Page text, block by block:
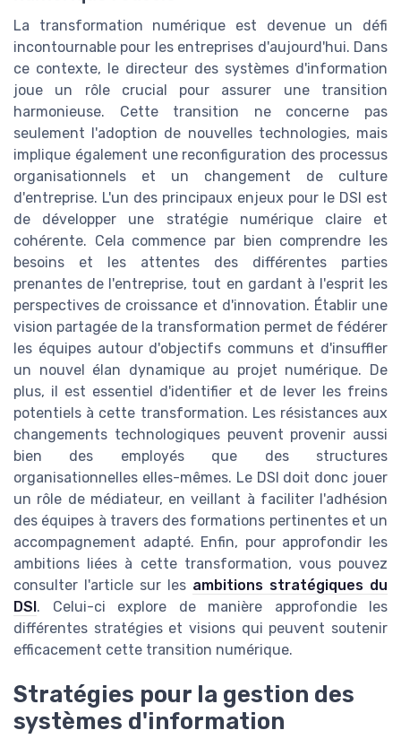
La transformation numérique est devenue un défi
incontournable pour les entreprises d'aujourd'hui. Dans
ce contexte, le directeur des systèmes d'information
joue un rôle crucial pour assurer une transition
harmonieuse. Cette transition ne concerne pas
seulement l'adoption de nouvelles technologies, mais
implique également une reconfiguration des processus
organisationnels et un changement de culture
d'entreprise. L'un des principaux enjeux pour le DSI est
de développer une stratégie numérique claire et
cohérente. Cela commence par bien comprendre les
besoins et les attentes des différentes parties
prenantes de l'entreprise, tout en gardant à l'esprit les
perspectives de croissance et d'innovation. Établir une
vision partagée de la transformation permet de fédérer
les équipes autour d'objectifs communs et d'insuffler
un nouvel élan dynamique au projet numérique. De
plus, il est essentiel d'identifier et de lever les freins
potentiels à cette transformation. Les résistances aux
changements technologiques peuvent provenir aussi
bien des employés que des structures
organisationnelles elles-mêmes. Le DSI doit donc jouer
un rôle de médiateur, en veillant à faciliter l'adhésion
des équipes à travers des formations pertinentes et un
accompagnement adapté. Enfin, pour approfondir les
ambitions liées à cette transformation, vous pouvez
consulter l'article sur les ambitions stratégiques du
DSI. Celui-ci explore de manière approfondie les
différentes stratégies et visions qui peuvent soutenir
efficacement cette transition numérique.
Stratégies pour la gestion des
systèmes d'information